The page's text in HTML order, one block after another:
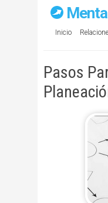
Inicio
Pasos